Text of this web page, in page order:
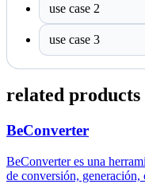
use case 2
use case 3
related products
BeConverter
BeConverter es una
de conversión, generación,